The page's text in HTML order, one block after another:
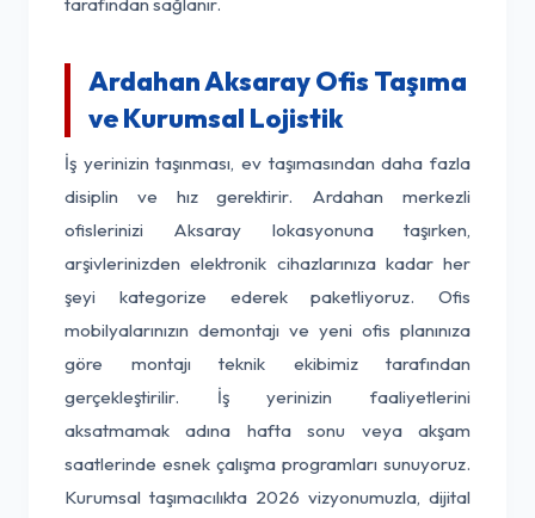
Ardahan Aksaray Ofis Taşıma
ve Kurumsal Lojistik
İş yerinizin taşınması, ev taşımasından daha fazla
disiplin ve hız gerektirir. Ardahan merkezli
ofislerinizi Aksaray lokasyonuna taşırken,
arşivlerinizden elektronik cihazlarınıza kadar her
şeyi kategorize ederek paketliyoruz. Ofis
mobilyalarınızın demontajı ve yeni ofis planınıza
göre montajı teknik ekibimiz tarafından
gerçekleştirilir. İş yerinizin faaliyetlerini
aksatmamak adına hafta sonu veya akşam
saatlerinde esnek çalışma programları sunuyoruz.
Kurumsal taşımacılıkta 2026 vizyonumuzla, dijital